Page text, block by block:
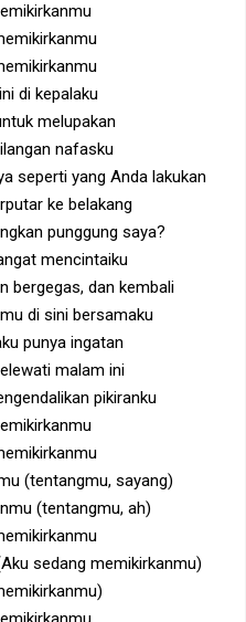
di kepalaku
melupakan
nafasku
seperti yang Anda lakukan
ke belakang
punggung saya?
mencintaiku
bergegas, dan kembali
di sini bersamaku
punya ingatan
malam ini
pikiranku
(tentangmu, sayang)
(tentangmu, ah)
sedang memikirkanmu)